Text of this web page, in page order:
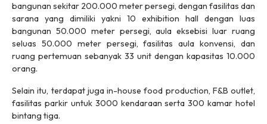
bangunan sekitar 200.000 meter persegi, dengan fasilitas dan
sarana yang dimiliki yakni 10 exhibition hall dengan luas
bangunan 50.000 meter persegi, aula eksebisi luar ruang
seluas 50.000 meter persegi, fasilitas aula konvensi, dan
ruang pertemuan sebanyak 33 unit dengan kapasitas 10.000
orang.
Selain itu, terdapat juga in-house food production, F&B outlet,
fasilitas parkir untuk 3000 kendaraan serta 300 kamar hotel
bintang tiga.